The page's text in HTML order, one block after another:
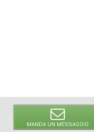
MANDA UN MESSAGGIO